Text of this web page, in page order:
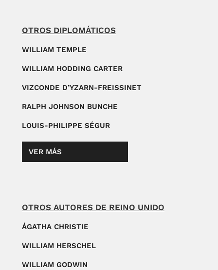
OTROS DIPLOMÁTICOS
WILLIAM TEMPLE
WILLIAM HODDING CARTER
VIZCONDE D’YZARN-FREISSINET
RALPH JOHNSON BUNCHE
LOUIS-PHILIPPE SÉGUR
VER MÁS
OTROS AUTORES DE REINO UNIDO
ÁGATHA CHRISTIE
WILLIAM HERSCHEL
WILLIAM GODWIN